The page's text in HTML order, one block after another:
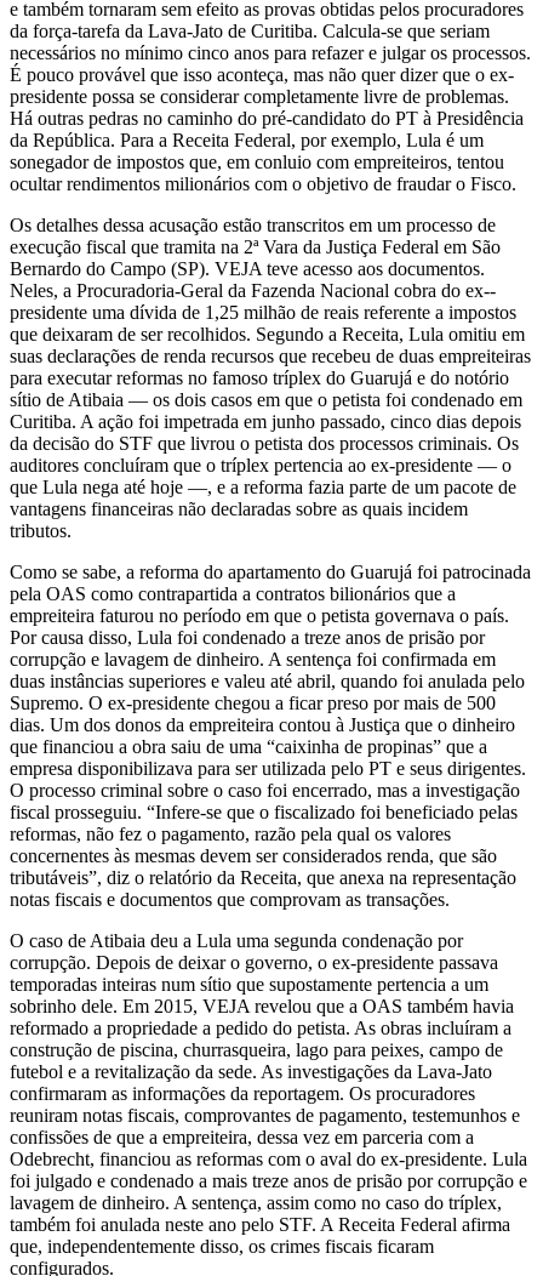
e também tornaram sem efeito as provas obtidas pelos procuradores
da força-tarefa da Lava-Jato de Curitiba. Calcula-se que seriam
necessários no mínimo cinco anos para refazer e julgar os processos.
É pouco provável que isso aconteça, mas não quer dizer que o ex-
presidente possa se considerar completamente livre de problemas.
Há outras pedras no caminho do pré-candidato do PT à Presidência
da República. Para a Receita Federal, por exemplo, Lula é um
sonegador de impostos que, em conluio com empreiteiros, tentou
ocultar rendimentos milionários com o objetivo de fraudar o Fisco.
Os detalhes dessa acusação estão transcritos em um processo de
execução fiscal que tramita na 2ª Vara da Justiça Federal em São
Bernardo do Campo (SP). VEJA teve acesso aos documentos.
Neles, a Procuradoria-Geral da Fazenda Nacional cobra do ex-­
presidente uma dívida de 1,25 milhão de reais referente a impostos
que deixaram de ser recolhidos. Segundo a Receita, Lula omitiu em
suas declarações de renda recursos que recebeu de duas empreiteiras
para executar reformas no famoso tríplex do Guarujá e do notório
sítio de Atibaia — os dois casos em que o petista foi condenado em
Curitiba. A ação foi impetrada em junho passado, cinco dias depois
da decisão do STF que livrou o petista dos processos criminais. Os
auditores concluíram que o tríplex pertencia ao ex-presidente — o
que Lula nega até hoje —, e a reforma fazia parte de um pacote de
vantagens financeiras não declaradas sobre as quais incidem
tributos.
Como se sabe, a reforma do apartamento do Guarujá foi patrocinada
pela OAS como contrapartida a contratos bilionários que a
empreiteira faturou no período em que o petista governava o país.
Por causa disso, Lula foi condenado a treze anos de prisão por
corrupção e lavagem de dinheiro. A sentença foi confirmada em
duas instâncias superiores e valeu até abril, quando foi anulada pelo
Supremo. O ex-­presidente chegou a ficar preso por mais de 500
dias. Um dos donos da empreiteira contou à Justiça que o dinheiro
que financiou a obra saiu de uma “caixinha de propinas” que a
empresa disponibilizava para ser utilizada pelo PT e seus dirigentes.
O processo criminal sobre o caso foi encerrado, mas a investigação
fiscal prosseguiu. “Infere-­se que o fiscalizado foi beneficiado pelas
reformas, não fez o pagamento, razão pela qual os valores
concernentes às mesmas devem ser considerados renda, que são
tributáveis”, diz o relatório da Receita, que anexa na representação
notas fiscais e documentos que comprovam as transações.
O caso de Atibaia deu a Lula uma segunda condenação por
corrupção. Depois de deixar o governo, o ex-presidente passava
temporadas inteiras num sítio que supostamente pertencia a um
sobrinho dele. Em 2015, VEJA revelou que a OAS também havia
reformado a propriedade a pedido do petista. As obras incluíram a
construção de piscina, churrasqueira, lago para peixes, campo de
futebol e a revitalização da sede. As investigações da Lava-Jato
confirmaram as informações da reportagem. Os procuradores
reuniram notas fiscais, comprovantes de pagamento, testemunhos e
confissões de que a empreiteira, dessa vez em parceria com a
Odebrecht, financiou as reformas com o aval do ex-­presidente. Lula
foi julgado e condenado a mais treze anos de prisão por corrupção e
lavagem de dinheiro. A sentença, assim como no caso do tríplex,
também foi anulada neste ano pelo STF. A Receita Federal afirma
que, independentemente disso, os crimes fiscais ficaram
configurados.